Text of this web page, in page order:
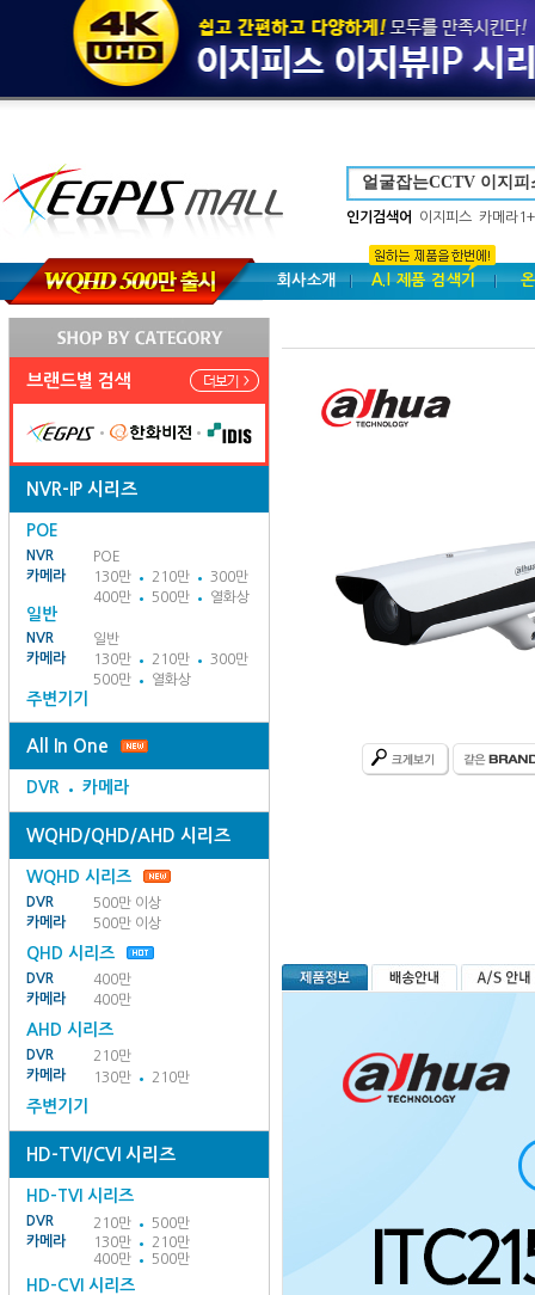
인기검색어 이지피스 카메라
회사소개 A.I 제품 검색기
브랜드별 검색
NVR-IP 시리즈
POE
NVR
POE
카메라
130만 210만
300만
400만
500만 열화상
일반
NVR
일반
카메라
130만 210만
300만
500만
열화상
주변기기
All In One
DVR 카메라
WQHD/QHD/AHD 시리즈
WQHD 시리즈
DVR
500만 이상
카메라
500만 이상
QHD 시리즈
DVR
400만
카메라
400만
AHD 시리즈
DVR
210만
카메라
130만 210만
주변기기
HD-TVI/CVI 시리즈
HD-TVI 시리즈
DVR 210만
500만
카메라
130만
210만
400만
500만
HD-CVI 시리즈